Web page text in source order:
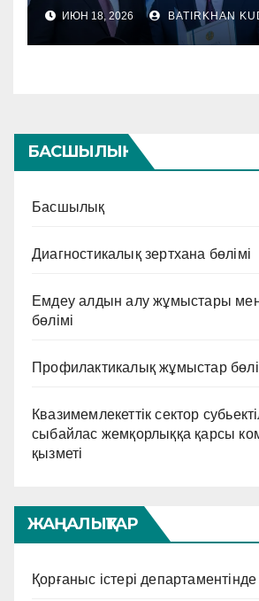
ИЮН 18, 2026 BATIRKHAN
БАСШЫЛЫҚ
Басшылық
Диагностикалық зертхана бөлімі
Емдеу алдын алу жұмыстары
бөлімі
Профилактикалық жұмыстар
Квазимемлекеттік сектор
сыбайлас жемқорлыққа қарсы
қызметі
ЖАҢАЛЫҚТАР
Қорғаныс істері